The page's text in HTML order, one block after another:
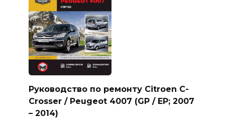
Руководство по ремонту Citroen C-
Crosser / Peugeot 4007 (GP / EP; 2007
– 2014)